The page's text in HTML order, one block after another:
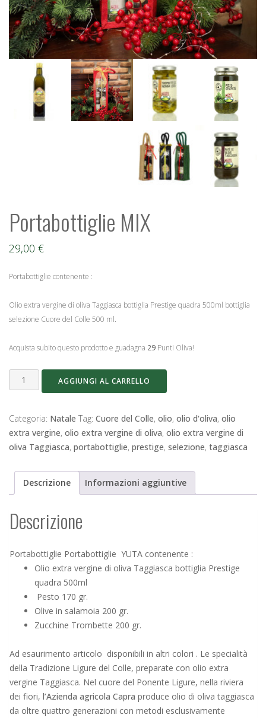
Portabottiglie MIX
29,00 €
Portabottiglie contenente :
Olio extra vergine di oliva Taggiasca bottiglia Prestige quadra 500ml bottiglia
selezione Cuore del Colle 500 ml.
Acquista subito questo prodotto e guadagna 29 Punti Oliva!
Portabottiglie
MIX
AGGIUNGI AL CARRELLO
Categoria: Natale Tag: Cuore del Colle, olio, olio d'oliva, olio
extra vergine, olio extra vergine di oliva, olio extra vergine di
oliva Taggiasca, portabottiglie, prestige, selezione, taggiasca
Descrizione Informazioni aggiuntive
Descrizione
Portabottiglie Portabottiglie YUTA contenente :
Olio extra vergine di oliva Taggiasca bottiglia Prestige
quadra 500ml
Pesto 170 gr.
Olive in salamoia 200 gr.
Zucchine Trombette 200 gr.
Ad esaurimento articolo disponibili in altri colori . Le specialità
della Tradizione Ligure del Colle, preparate con olio extra
vergine Taggiasca. Nel cuore del Ponente Ligure, nella riviera
dei fiori, l’Azienda agricola Capra produce olio di oliva taggiasca
da oltre quattro generazioni con metodi esclusivamente